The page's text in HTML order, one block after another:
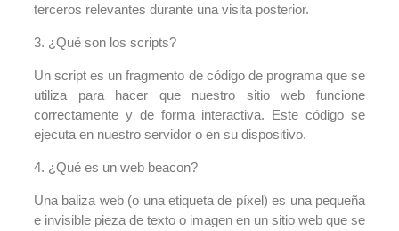
terceros relevantes durante una visita posterior.
3. ¿Qué son los scripts?
Un script es un fragmento de código de programa que se
utiliza para hacer que nuestro sitio web funcione
correctamente y de forma interactiva. Este código se
ejecuta en nuestro servidor o en su dispositivo.
4. ¿Qué es un web beacon?
Una baliza web (o una etiqueta de píxel) es una pequeña
e invisible pieza de texto o imagen en un sitio web que se